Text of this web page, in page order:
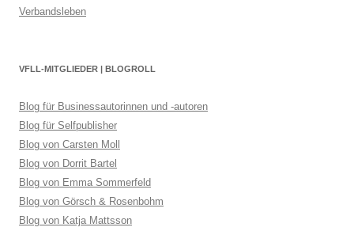
Verbandsleben
VFLL-MITGLIEDER | BLOGROLL
Blog für Businessautorinnen und -autoren
Blog für Selfpublisher
Blog von Carsten Moll
Blog von Dorrit Bartel
Blog von Emma Sommerfeld
Blog von Görsch & Rosenbohm
Blog von Katja Mattsson